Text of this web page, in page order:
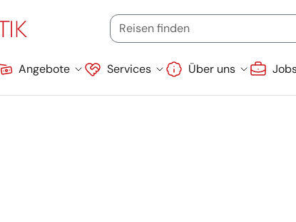
Suche
(Ziel, Stichwort oder Reisecode)
Reisen finden
Angebote Services Über uns